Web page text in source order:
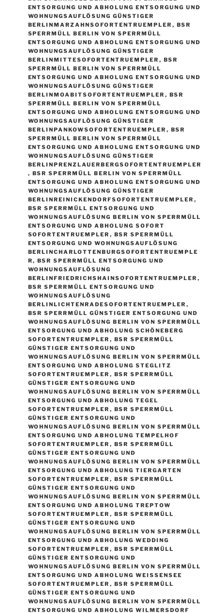
ENTSORGUNG UND ABHOLUNG ENTSORGUNG UND
WOHNUNGSAUFLÖSUNG GÜNSTIGER
BERLINMARZAHNSOFORTENTRUEMPLER , BSR
SPERRMÜLL BERLIN VON SPERRMÜLL
ENTSORGUNG UND ABHOLUNG ENTSORGUNG UND
WOHNUNGSAUFLÖSUNG GÜNSTIGER
BERLINMITTESOFORTENTRUEMPLER , BSR
SPERRMÜLL BERLIN VON SPERRMÜLL
ENTSORGUNG UND ABHOLUNG ENTSORGUNG UND
WOHNUNGSAUFLÖSUNG GÜNSTIGER
BERLINMOABITSOFORTENTRUEMPLER , BSR
SPERRMÜLL BERLIN VON SPERRMÜLL
ENTSORGUNG UND ABHOLUNG ENTSORGUNG UND
WOHNUNGSAUFLÖSUNG GÜNSTIGER
BERLINPANKOWSOFORTENTRUEMPLER , BSR
SPERRMÜLL BERLIN VON SPERRMÜLL
ENTSORGUNG UND ABHOLUNG ENTSORGUNG UND
WOHNUNGSAUFLÖSUNG GÜNSTIGER
BERLINPRENZLAUERBERGSOFORTENTRUEMPLER
, BSR SPERRMÜLL BERLIN VON SPERRMÜLL
ENTSORGUNG UND ABHOLUNG ENTSORGUNG UND
WOHNUNGSAUFLÖSUNG GÜNSTIGER
BERLINREINICKENDORFSOFORTENTRUEMPLER ,
BSR SPERRMÜLL ENTSORGUNG UND
WOHNUNGSAUFLÖSUNG BERLIN VON SPERRMÜLL
ENTSORGUNG UND ABHOLUNG SOFORT
SOFORTENTRUEMPLER , BSR SPERRMÜLL
ENTSORGUNG UND WOHNUNGSAUFLÖSUNG
BERLINCHARLOTTENBURGSOFORTENTRUEMPLE
R, BSR SPERRMÜLL ENTSORGUNG UND
WOHNUNGSAUFLÖSUNG
BERLINFRIEDRICHSHAINSOFORTENTRUEMPLER ,
BSR SPERRMÜLL ENTSORGUNG UND
WOHNUNGSAUFLÖSUNG
BERLINLICHTENRADESOFORTENTRUEMPLER ,
BSR SPERRMÜLL GÜNSTIGER ENTSORGUNG UND
WOHNUNGSAUFLÖSUNG BERLIN VON SPERRMÜLL
ENTSORGUNG UND ABHOLUNG SCHÖNEBERG
SOFORTENTRUEMPLER , BSR SPERRMÜLL
GÜNSTIGER ENTSORGUNG UND
WOHNUNGSAUFLÖSUNG BERLIN VON SPERRMÜLL
ENTSORGUNG UND ABHOLUNG STEGLITZ
SOFORTENTRUEMPLER , BSR SPERRMÜLL
GÜNSTIGER ENTSORGUNG UND
WOHNUNGSAUFLÖSUNG BERLIN VON SPERRMÜLL
ENTSORGUNG UND ABHOLUNG TEGEL
SOFORTENTRUEMPLER , BSR SPERRMÜLL
GÜNSTIGER ENTSORGUNG UND
WOHNUNGSAUFLÖSUNG BERLIN VON SPERRMÜLL
ENTSORGUNG UND ABHOLUNG TEMPELHOF
SOFORTENTRUEMPLER , BSR SPERRMÜLL
GÜNSTIGER ENTSORGUNG UND
WOHNUNGSAUFLÖSUNG BERLIN VON SPERRMÜLL
ENTSORGUNG UND ABHOLUNG TIERGARTEN
SOFORTENTRUEMPLER , BSR SPERRMÜLL
GÜNSTIGER ENTSORGUNG UND
WOHNUNGSAUFLÖSUNG BERLIN VON SPERRMÜLL
ENTSORGUNG UND ABHOLUNG TREPTOW
SOFORTENTRUEMPLER , BSR SPERRMÜLL
GÜNSTIGER ENTSORGUNG UND
WOHNUNGSAUFLÖSUNG BERLIN VON SPERRMÜLL
ENTSORGUNG UND ABHOLUNG WEDDING
SOFORTENTRUEMPLER , BSR SPERRMÜLL
GÜNSTIGER ENTSORGUNG UND
WOHNUNGSAUFLÖSUNG BERLIN VON SPERRMÜLL
ENTSORGUNG UND ABHOLUNG WEISSENSEE S
OFORTENTRUEMPLER
, BSR SPERRMÜLL
GÜNSTIGER ENTSORGUNG UND
WOHNUNGSAUFLÖSUNG BERLIN VON SPERRMÜLL
ENTSORGUNG UND ABHOLUNG WILMERSDORF